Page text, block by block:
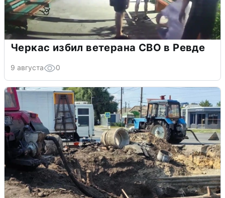
Черкас избил ветерана СВО в Ревде
9 августа 0